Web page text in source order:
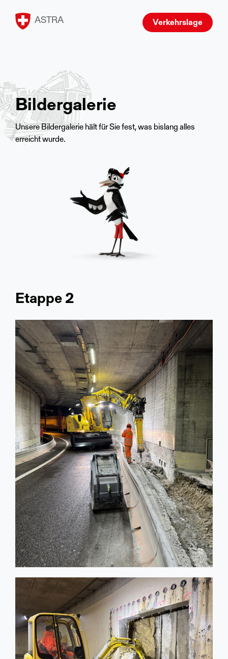
ASTRA Verkehrslage
Bildergalerie
Unsere Bildergalerie hält für Sie fest, was bislang alles
erreicht wurde.
Etappe 2